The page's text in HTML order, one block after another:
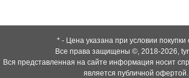
* - Цена указана при условии покупки
Все права защищены ©, 2018-2026,
Вся представленная на сайте информация носит
является публичной офертой.